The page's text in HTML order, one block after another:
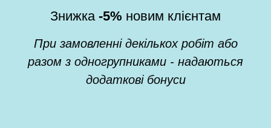
Знижка -5% новим клієнтам
При замовленні декількох робіт або
разом з одногрупниками - надаються
додаткові бонуси